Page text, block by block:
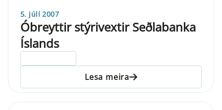
5. júlí 2007
Óbreyttir stýrivextir Seðlabanka
Íslands
Lesa meira